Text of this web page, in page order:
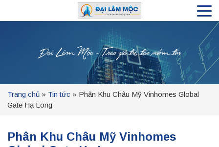
Đại Lâm Mộc - Trao giá trị, tạo niềm tin
Trang chủ » Tin tức » Phân Khu Châu Mỹ Vinhomes Global
Gate Hạ Long
Phân Khu Châu Mỹ Vinhomes